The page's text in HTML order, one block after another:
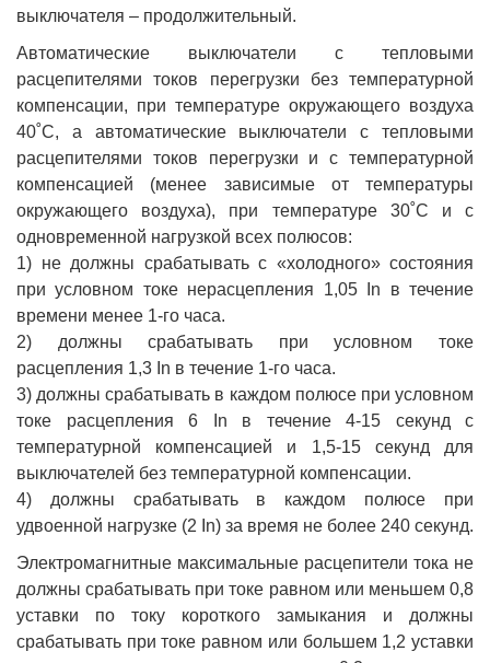
выключателя – продолжительный.
Автоматические выключатели с тепловыми
расцепителями токов перегрузки без температурной
компенсации, при температуре окружающего воздуха
40˚С, а автоматические выключатели с тепловыми
расцепителями токов перегрузки и с температурной
компенсацией (менее зависимые от температуры
окружающего воздуха), при температуре 30˚С и с
одновременной нагрузкой всех полюсов:
1) не должны срабатывать с «холодного» состояния
при условном токе нерасцепления 1,05 In в течение
времени менее 1-го часа.
2) должны срабатывать при условном токе
расцепления 1,3 In в течение 1-го часа.
3) должны срабатывать в каждом полюсе при условном
токе расцепления 6 In в течение 4-15 секунд с
температурной компенсацией и 1,5-15 секунд для
выключателей без температурной компенсации.
4) должны срабатывать в каждом полюсе при
удвоенной нагрузке (2 In) за время не более 240 секунд.
Электромагнитные максимальные расцепители тока не
должны срабатывать при токе равном или меньшем 0,8
уставки по току короткого замыкания и должны
срабатывать при токе равном или большем 1,2 уставки